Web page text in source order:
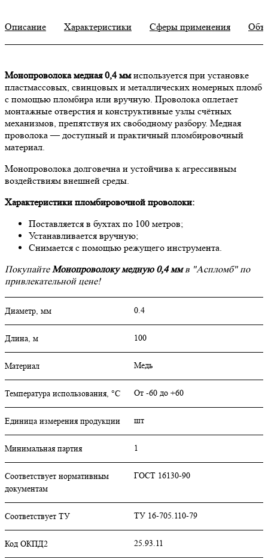
Описание Характеристики Сферы применения
Монопроволока медная 0,4 ммиспользуется при установке
пластмассовых, свинцовых и металлических номерных пломб
с помощью пломбира или вручную. Проволока оплетает
монтажные отверстия и конструктивные узлы счётных
механизмов, препятствуя их свободному разбору. Медная
проволока — доступный и практичный пломбировочный
материал.
Монопроволока долговечна и устойчива к агрессивным
воздействиям внешней среды.
Характеристики пломбировочной проволоки:
Поставляется в бухтах по 100 метров;
Устанавливается вручную;
Снимается с помощью режущего инструмента.
ПокупайтеМонопроволоку медную 0,4 ммв "Аспломб" по
привлекательной цене!
Диаметр, мм 0.4
Длина, м 100
Материал Медь
Температура использования, °C От -60 до +60
Единица измерения продукции шт
Минимальная партия 1
Соответствует нормативным
документам
ГОСТ 16130-90
Соответствует ТУ ТУ 16-705.110-79
Код ОКПД2 25.93.11